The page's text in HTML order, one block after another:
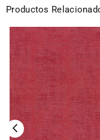
Productos